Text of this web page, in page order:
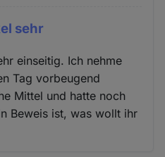
sehr
einseitig. Ich nehme
Tag vorbeugend
Mittel und hatte noch
Beweis ist, was wollt ihr